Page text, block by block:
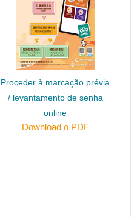
Proceder à marcação prévia
/ levantamento de senha
online
Download o PDF